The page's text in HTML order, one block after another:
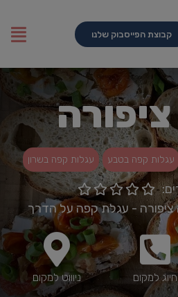
קבוצת הפייסבוק שלנו
עגלות קפה בטבע עגלות קפה בשרון





- עגלת קפה על הדרך
חיוג למקום ניוווט למקום